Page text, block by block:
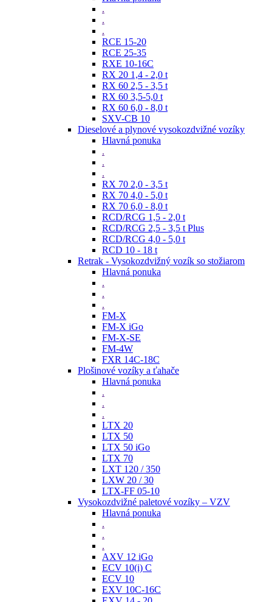
.
.
.
RCE 15-20
RCE 25-35
RXE 10-16C
RX 20 1,4 - 2,0 t
RX 60 2,5 - 3,5 t
RX 60 3,5-5,0 t
RX 60 6,0 - 8,0 t
SXV-CB 10
Dieselové a plynové vysokozdvižné vozíky
Hlavná ponuka
.
.
.
RX 70 2,0 - 3,5 t
RX 70 4,0 - 5,0 t
RX 70 6,0 - 8,0 t
RCD/RCG 1,5 - 2,0 t
RCD/RCG 2,5 - 3,5 t Plus
RCD/RCG 4,0 - 5,0 t
RCD 10 - 18 t
Retrak - Vysokozdvižný vozík so stožiarom
Hlavná ponuka
.
.
.
FM-X
FM-X iGo
FM-X-SE
FM-4W
FXR 14C-18C
Plošinové vozíky a ťahače
Hlavná ponuka
.
.
.
LTX 20
LTX 50
LTX 50 iGo
LTX 70
LXT 120 / 350
LXW 20 / 30
LTX-FF 05-10
Vysokozdvižné paletové vozíky – VZV
Hlavná ponuka
.
.
.
AXV 12 iGo
ECV 10(i) C
ECV 10
EXV 10C-16C